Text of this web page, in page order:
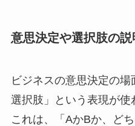
意思決定や選択肢の説
ビジネスの意思決定の
選択肢」という表現が使
これは、「AかBか、ど